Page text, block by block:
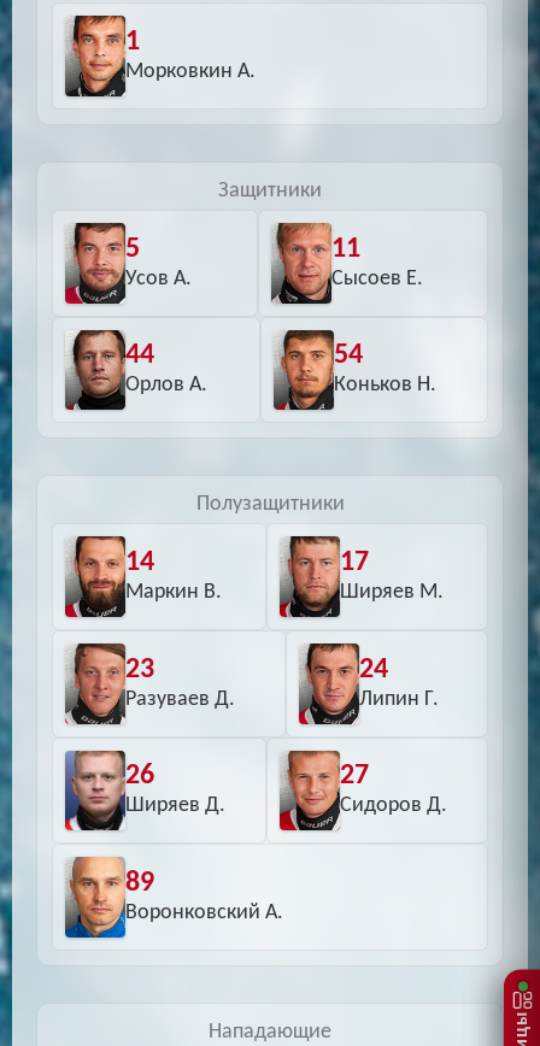
1
Морковкин А.
Защитники
5
Усов А.
11
Сысоев Е.
44
Орлов А.
54
Коньков Н.
Полузащитники
14
Маркин В.
17
Ширяев М.
23
Разуваев Д.
24
Липин Г.
26
Ширяев Д.
27
Сидоров Д.
89
Воронковский А.
Нападающие